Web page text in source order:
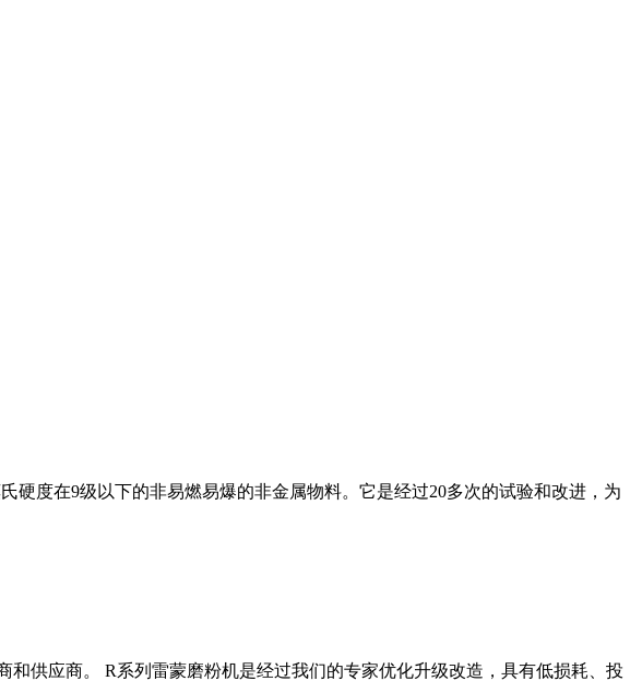
硬度在9级以下的非易燃易爆的非金属物料。它是经过20多次的试验和改进，为
供应商。 R系列雷蒙磨粉机是经过我们的专家优化升级改造，具有低损耗、投